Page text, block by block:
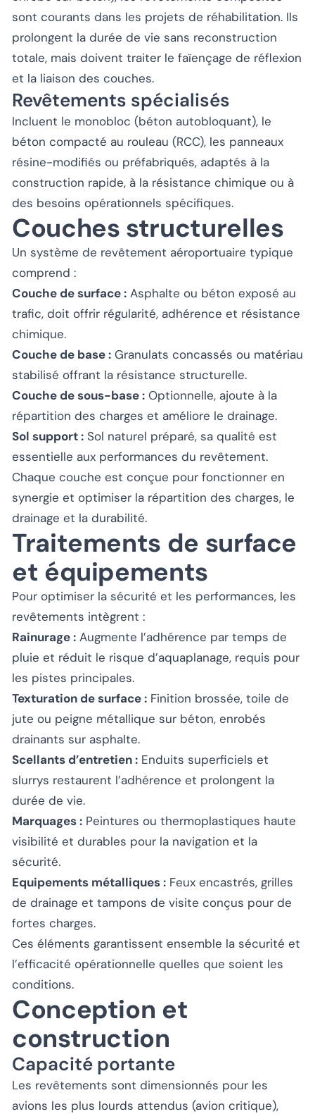
sont courants dans les projets de réhabilitation. Ils
prolongent la durée de vie sans reconstruction
totale, mais doivent traiter le faïençage de réflexion
et la liaison des couches.
Revêtements spécialisés
Incluent le monobloc (béton autobloquant), le
béton compacté au rouleau (RCC), les panneaux
résine-modifiés ou préfabriqués, adaptés à la
construction rapide, à la résistance chimique ou à
des besoins opérationnels spécifiques.
Couches structurelles
Un système de revêtement aéroportuaire typique
comprend :
Couche de surface : Asphalte ou béton exposé au
trafic, doit offrir régularité, adhérence et résistance
chimique.
Couche de base : Granulats concassés ou matériau
stabilisé offrant la résistance structurelle.
Couche de sous-base : Optionnelle, ajoute à la
répartition des charges et améliore le drainage.
Sol support : Sol naturel préparé, sa qualité est
essentielle aux performances du revêtement.
Chaque couche est conçue pour fonctionner en
synergie et optimiser la répartition des charges, le
drainage et la durabilité.
Traitements de surface
et équipements
Pour optimiser la sécurité et les performances, les
revêtements intègrent :
Rainurage : Augmente l’adhérence par temps de
pluie et réduit le risque d’aquaplanage, requis pour
les pistes principales.
Texturation de surface : Finition brossée, toile de
jute ou peigne métallique sur béton, enrobés
drainants sur asphalte.
Scellants d’entretien : Enduits superficiels et
slurrys restaurent l’adhérence et prolongent la
durée de vie.
Marquages : Peintures ou thermoplastiques haute
visibilité et durables pour la navigation et la
sécurité.
Equipements métalliques : Feux encastrés, grilles
de drainage et tampons de visite conçus pour de
fortes charges.
Ces éléments garantissent ensemble la sécurité et
l’efficacité opérationnelle quelles que soient les
conditions.
Conception et
construction
Capacité portante
Les revêtements sont dimensionnés pour les
avions les plus lourds attendus (avion critique),